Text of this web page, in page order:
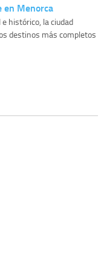
Menorca
histórico, la ciudad
destinos más completos